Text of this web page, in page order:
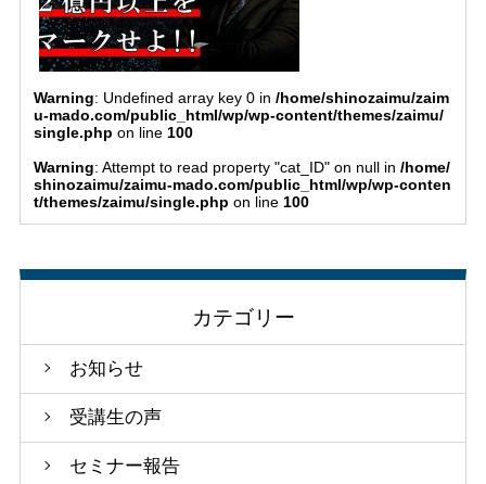
Warning: Undefined array key 0 in/home/shinozaimu/zaim
u-mado.com/public_html/wp/wp-content/themes/zaimu/
single.php on line 100
Warning: Attempt to read property "cat_ID" on null in/home/
shinozaimu/zaimu-mado.com/public_html/wp/wp-conten
t/themes/zaimu/single.php on line 100
カテゴリー
お知らせ
受講生の声
セミナー報告